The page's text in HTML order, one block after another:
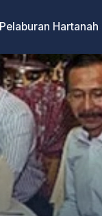
Pelaburan Hartanah